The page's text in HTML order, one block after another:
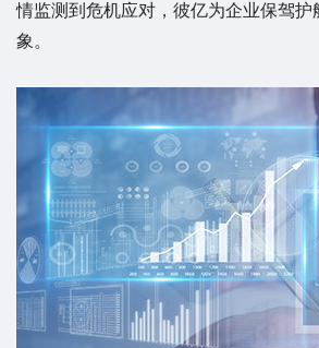
情监测到危机应对，彼亿为企业保驾护
象。